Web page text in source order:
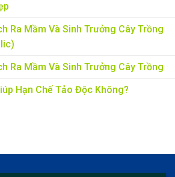
Ra Mầm Và Sinh Trưởng Cây Trồng
Ra Mầm Và Sinh Trưởng Cây Trồng
Hạn Chế Tảo Độc Không?